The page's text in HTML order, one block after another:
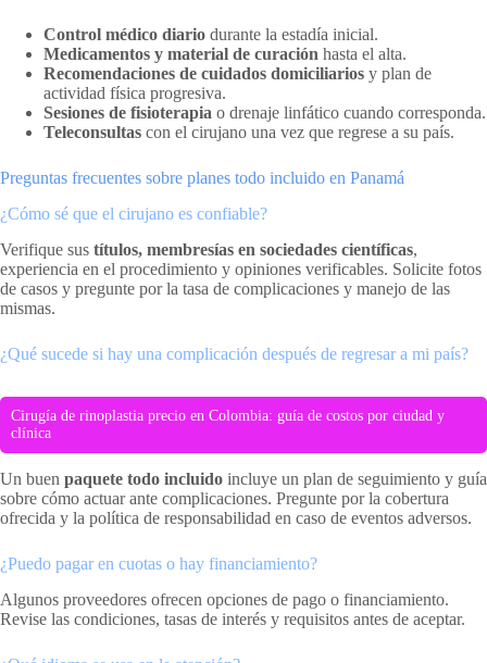
Control médico diario durante la estadía inicial.
Medicamentos y material de curación hasta el alta.
Recomendaciones de cuidados domiciliarios y plan de
actividad física progresiva.
Sesiones de fisioterapia o drenaje linfático cuando corresponda.
Teleconsultas con el cirujano una vez que regrese a su país.
Preguntas frecuentes sobre planes todo incluido en Panamá
¿Cómo sé que el cirujano es confiable?
Verifique sus títulos, membresías en sociedades científicas,
experiencia en el procedimiento y opiniones verificables. Solicite fotos
de casos y pregunte por la tasa de complicaciones y manejo de las
mismas.
¿Qué sucede si hay una complicación después de regresar a mi país?
Cirugía de rinoplastia precio en Colombia: guía de costos por ciudad y
clínica
Un buen paquete todo incluido incluye un plan de seguimiento y guía
sobre cómo actuar ante complicaciones. Pregunte por la cobertura
ofrecida y la política de responsabilidad en caso de eventos adversos.
¿Puedo pagar en cuotas o hay financiamiento?
Algunos proveedores ofrecen opciones de pago o financiamiento.
Revise las condiciones, tasas de interés y requisitos antes de aceptar.